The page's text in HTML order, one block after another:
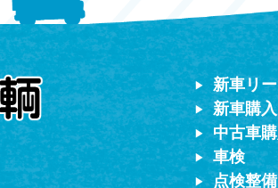
新車リ
新車購入
中古車
車検
点検整備